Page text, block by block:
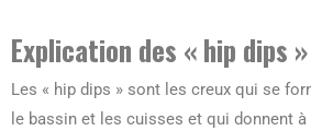
Explication des « hip dips »
Les « hip dips » sont les creux qui se
le bassin et les cuisses et qui donnent